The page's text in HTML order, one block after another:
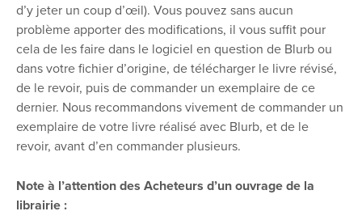
d’y jeter un coup d’œil). Vous pouvez sans aucun
problème apporter des modifications, il vous suffit pour
cela de les faire dans le logiciel en question de Blurb ou
dans votre fichier d’origine, de télécharger le livre révisé,
de le revoir, puis de commander un exemplaire de ce
dernier. Nous recommandons vivement de commander un
exemplaire de votre livre réalisé avec Blurb, et de le
revoir, avant d’en commander plusieurs.
Note à l’attention des Acheteurs d’un ouvrage de la
librairie :